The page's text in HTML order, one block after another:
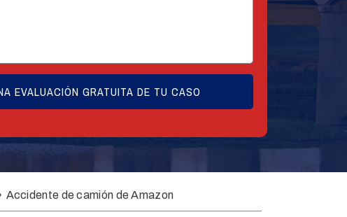
Accidente de camión de Amazon